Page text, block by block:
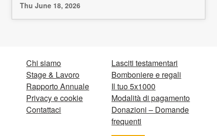
Thu June 18, 2026
Chi siamo
Stage & Lavoro
Rapporto Annuale
Privacy e cookie
Contattaci
Lasciti testamentari
Bomboniere e regali
Il tuo 5x1000
Modalità di pagamento
Donazioni – Domande
frequenti